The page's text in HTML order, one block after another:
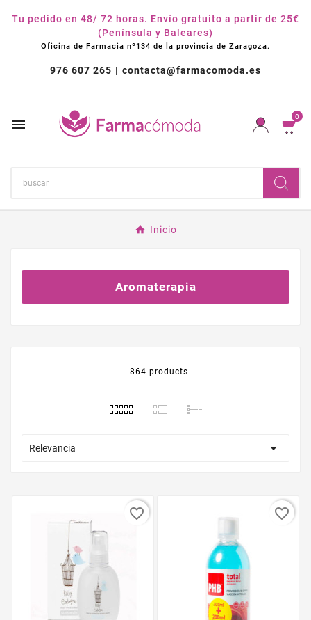
Tu pedido en 48/ 72 horas. Envío gratuito a partir de 25€
(Península y Baleares)
Oficina de Farmacia nº134 de la provincia de Zaragoza.
976 607 265 contacta@farmacomoda.es
 0
Inicio
Aromaterapia
864 products
Relevancia 
favorite_border favorite_border